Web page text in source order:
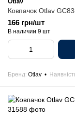
Ковпачок Otlav
166 грн/шт
В наличии 9 шт
Бренд Otlav